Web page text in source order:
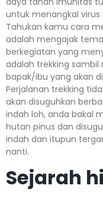
untuk menangkal
Tahukan kamu cara
adalah mengajak
berkegiatan yang
adalah trekking sambil
bapak/ibu yang akan
Perjalanan trekking
akan disuguhkan
indah loh, anda bakal
hutan pinus dan
indah dan itupun
nanti.
Sejarah